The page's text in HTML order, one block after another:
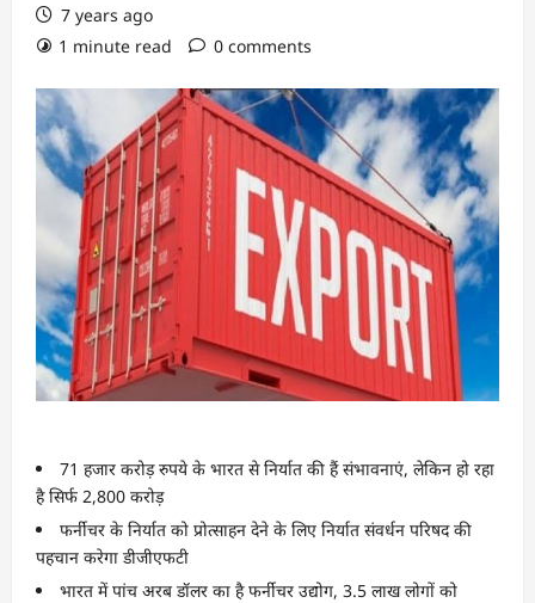
7 years ago
1 minute read
0 comments
71 हजार करोड़ रुपये के भारत से निर्यात की हैं संभावनाएं, लेकिन हो रहा
है सिर्फ 2,800 करोड़
फर्नीचर के निर्यात को प्रोत्साहन देने के लिए निर्यात संवर्धन परिषद की
पहचान करेगा डीजीएफटी
भारत में पांच अरब डॉलर का है फर्नीचर उद्योग, 3.5 लाख लोगों को